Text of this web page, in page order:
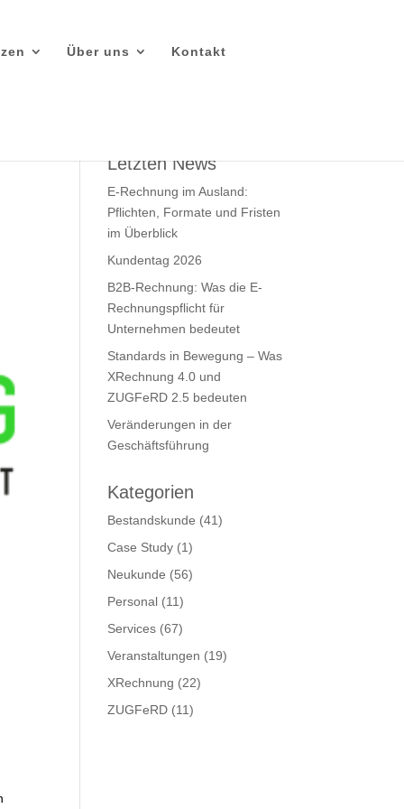
Über uns Kontakt
Letzten News
E-Rechnung im Ausland:
Pflichten, Formate und Fristen
im Überblick
Kundentag 2026
B2B-Rechnung: Was die E-
Rechnungspflicht für
Unternehmen bedeutet
Standards in Bewegung – Was
XRechnung 4.0 und
ZUGFeRD 2.5 bedeuten
Veränderungen in der
Geschäftsführung
Kategorien
Bestandskunde (41)
Case Study (1)
Neukunde (56)
Personal (11)
Services (67)
Veranstaltungen (19)
XRechnung (22)
ZUGFeRD (11)